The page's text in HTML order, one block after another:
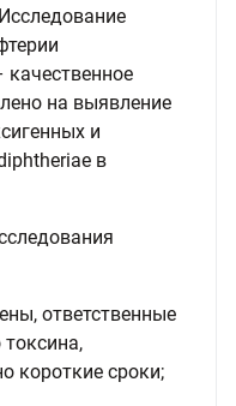
качественное
на выявление
и
в
ответственные
короткие сроки;